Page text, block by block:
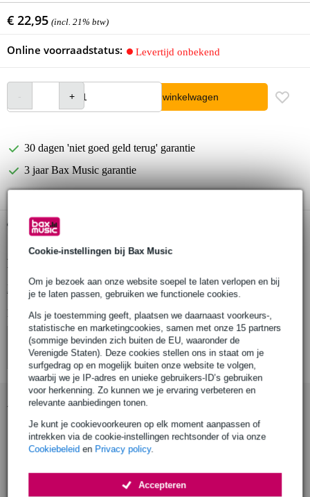
Cookie-instellingen bij Bax Music
Om je bezoek aan onze website soepel te laten verlopen en bij
je te laten passen, gebruiken we functionele cookies.
Als je toestemming geeft, plaatsen we daarnaast voorkeurs-,
statistische en marketingcookies, samen met onze 15 partners
(sommige bevinden zich buiten de EU, waaronder de
Verenigde Staten). Deze cookies stellen ons in staat om je
surfgedrag op en mogelijk buiten onze website te volgen,
waarbij we je IP-adres en unieke gebruikers-ID’s gebruiken
voor herkenning. Zo kunnen we je ervaring verbeteren en
relevante aanbiedingen tonen.
Je kunt je cookievoorkeuren op elk moment aanpassen of
intrekken via de cookie-instellingen rechtsonder of via onze
Cookiebeleid en Privacy policy.
Accepteren
€ 22,95 (incl. 21% btw)
Online voorraadstatus: Levertijd onbekend
In winkelwagen
30 dagen 'niet goed geld terug' garantie
3 jaar Bax Music garantie
Gratis ophalen in de winkel
Productinformatie
Bekijk alle productspecificaties
Bekijk ook eens (4)
Accessoires (18)